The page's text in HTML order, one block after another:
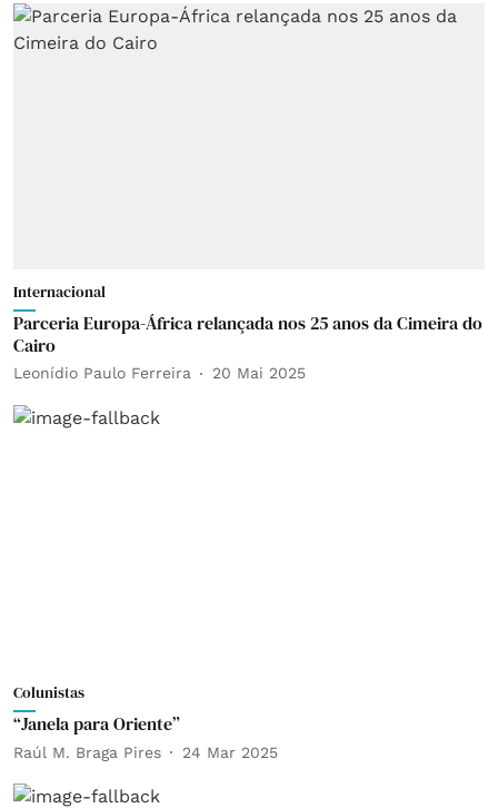
Internacional
Parceria Europa-África relançada nos 25 anos da Cimeira do
Cairo
Leonídio Paulo Ferreira 20 Mai 2025
Colunistas
“Janela para Oriente”
Raúl M. Braga Pires 24 Mar 2025